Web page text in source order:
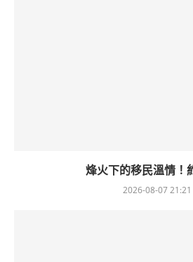
烽火下的移民溫情！
2026-08-07 21:21